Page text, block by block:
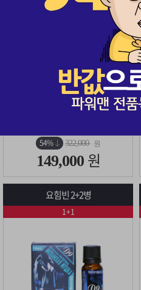
시알리스 1병(30정) + 레비트라 1병(30정)
54% 322,000 원
149,000 원
요힘빈 2+2병
1+1